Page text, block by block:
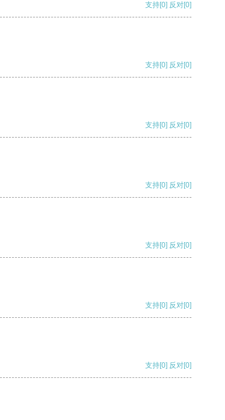
支持[0] 反对[0]
支持[0] 反对[0]
支持[0] 反对[0]
支持[0] 反对[0]
支持[0] 反对[0]
支持[0] 反对[0]
支持[0] 反对[0]